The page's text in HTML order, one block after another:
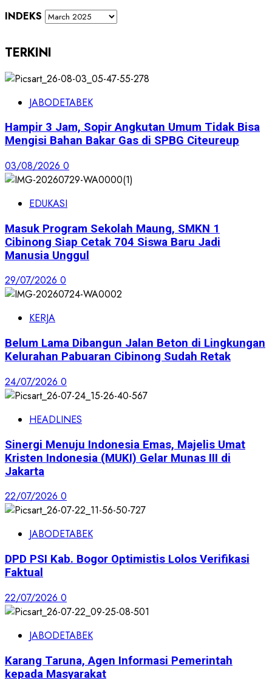
INDEKS
TERKINI
JABODETABEK
Hampir 3 Jam, Sopir Angkutan Umum Tidak Bisa
Mengisi Bahan Bakar Gas di SPBG Citeureup
03/08/2026 0
EDUKASI
Masuk Program Sekolah Maung, SMKN 1
Cibinong Siap Cetak 704 Siswa Baru Jadi
Manusia Unggul
29/07/2026 0
KERJA
Belum Lama Dibangun Jalan Beton di Lingkungan
Kelurahan Pabuaran Cibinong Sudah Retak
24/07/2026 0
HEADLINES
Sinergi Menuju Indonesia Emas, Majelis Umat
Kristen Indonesia (MUKI) Gelar Munas III di
Jakarta
22/07/2026 0
JABODETABEK
DPD PSI Kab. Bogor Optimistis Lolos Verifikasi
Faktual
22/07/2026 0
JABODETABEK
Karang Taruna, Agen Informasi Pemerintah
kepada Masyarakat